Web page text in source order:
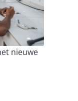
nieuwe